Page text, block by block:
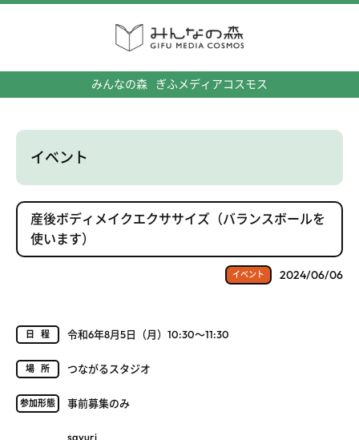
みんなの森 ぎふメディアコスモス
イベント
産後ボディメイクエクササイズ（バランスボールを
使います）
イベント 2024/06/06
日程 令和6年8月5日（月）10:30～11:30
場所 つながるスタジオ
参加形態 事前募集のみ
sayuri